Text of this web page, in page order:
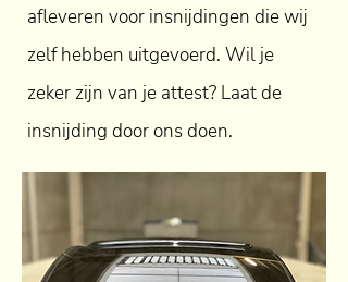
afleveren voor insnijdingen die wij
zelf hebben uitgevoerd. Wil je
zeker zijn van je attest? Laat de
insnijding door ons doen.